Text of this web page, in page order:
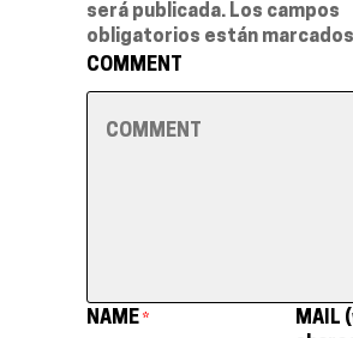
será publicada. Los campos
obligatorios están
COMMENT
NAME *
MAIL